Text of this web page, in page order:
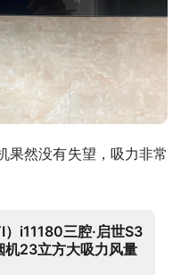
果然没有失望，吸力非常
i11180三腔·启世S3
机23立方大吸力风量